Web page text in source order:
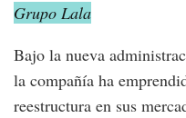
Grupo Lala
Bajo la nueva
la compañía ha
reestructura en sus